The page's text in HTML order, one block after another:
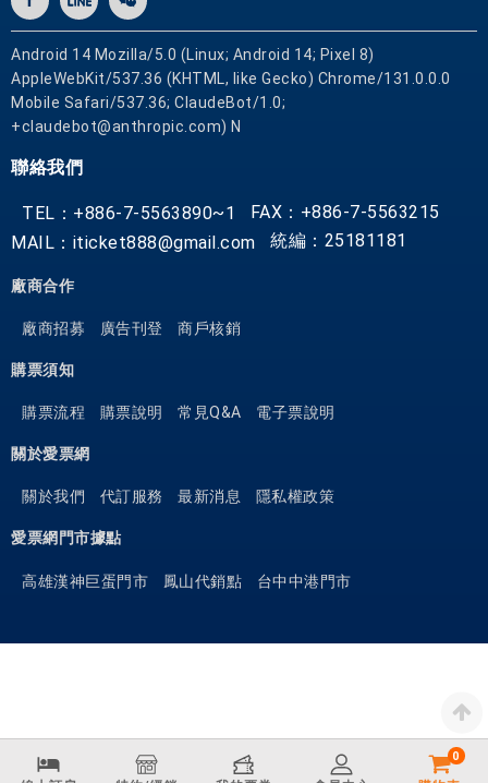
0
Android 14 Mozilla/5.0 (Linux; Android 14; Pixel 8)
AppleWebKit/537.36 (KHTML, like Gecko) Chrome/131.0.0.0
Mobile Safari/537.36; ClaudeBot/1.0;
+claudebot@anthropic.com) N
聯絡我們
TEL：+886-7-5563890~1
FAX：+886-7-5563215
MAIL：iticket888@gmail.com
統編：25181181
廠商合作
廠商招募 廣告刊登 商戶核銷
購票須知
購票流程 購票說明 常見Q&A 電子票說明
關於愛票網
關於我們 代訂服務 最新消息 隱私權政策
愛票網門市據點
高雄漢神巨蛋門市 鳳山代銷點 台中中港門市